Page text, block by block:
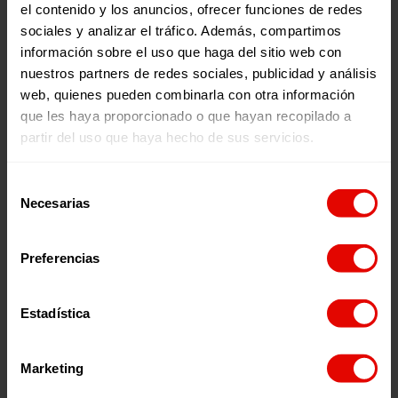
el contenido y los anuncios, ofrecer funciones de redes
sociales y analizar el tráfico. Además, compartimos
información sobre el uso que haga del sitio web con
nuestros partners de redes sociales, publicidad y análisis
web, quienes pueden combinarla con otra información
que les haya proporcionado o que hayan recopilado a
partir del uso que haya hecho de sus servicios.
Necesarias
Preferencias
Estadística
Marketing
RESPUESTA
POBLACIONES ÉTNICAS
DESPLAZAMIENTO
INTERNO,
CUALQUIER OTRA
25 Mayo 2026
ESCUELAS SEGURAS Y
MEJORAR LA
CONTINUIDAD Y
UN SISTEMA EDUCATIVO
DE CALIDAD EN ZONAS
FRONTERIZAS EN